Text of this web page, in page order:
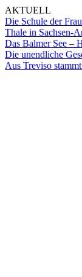
AKTUELL
Die Schule der
Thale in Sachsen-
Das Balmer See –
Die unendliche
Aus Treviso